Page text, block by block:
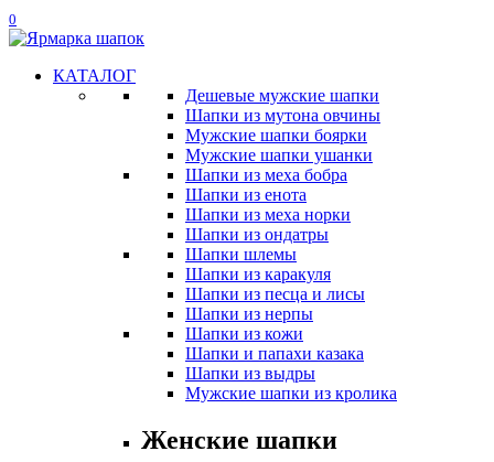
0
КАТАЛОГ
Дешевые мужские шапки
Шапки из мутона овчины
Мужские шапки боярки
Мужские шапки ушанки
Шапки из меха бобра
Шапки из енота
Шапки из меха норки
Шапки из ондатры
Шапки шлемы
Шапки из каракуля
Шапки из песца и лисы
Шапки из нерпы
Шапки из кожи
Шапки и папахи казака
Шапки из выдры
Мужские шапки из кролика
Женские шапки